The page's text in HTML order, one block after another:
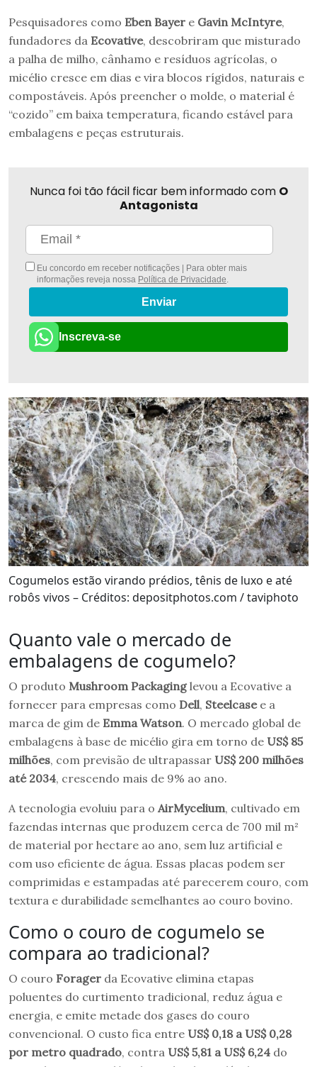
Pesquisadores como Eben Bayer e Gavin McIntyre,
fundadores da Ecovative, descobriram que misturado
a palha de milho, cânhamo e resíduos agrícolas, o
micélio cresce em dias e vira blocos rígidos, naturais e
compostáveis. Após preencher o molde, o material é
“cozido” em baixa temperatura, ficando estável para
embalagens e peças estruturais.
Nunca foi tão fácil ficar bem informado com O
Antagonista
Eu concordo em receber notificações | Para obter mais
informações reveja nossa Política de Privacidade
Enviar
Inscreva-se
Cogumelos estão virando prédios, tênis de luxo e até
robôs vivos – Créditos: depositphotos.com / taviphoto
Quanto vale o mercado de
embalagens de cogumelo?
O produto Mushroom Packaginglevou a Ecovative a
fornecer para empresas como Dell, Steelcasee a
marca de gim de Emma Watson. O mercado global de
embalagens à base de micélio gira em torno de US$ 85
milhões, com previsão de ultrapassar US$ 200 milhões
até 2034, crescendo mais de 9% ao ano.
A tecnologia evoluiu para o AirMycelium, cultivado em
fazendas internas que produzem cerca de 700 mil m²
de material por hectare ao ano, sem luz artificial e
com uso eficiente de água. Essas placas podem ser
comprimidas e estampadas até parecerem couro, com
textura e durabilidade semelhantes ao couro bovino.
Como o couro de cogumelo se
compara ao tradicional?
O couro Forager da Ecovative elimina etapas
poluentes do curtimento tradicional, reduz água e
energia, e emite metade dos gases do couro
convencional. O custo fica entre US$ 0,18 a US$ 0,28
por metro quadrado, contra US$ 5,81 a US$ 6,24 do